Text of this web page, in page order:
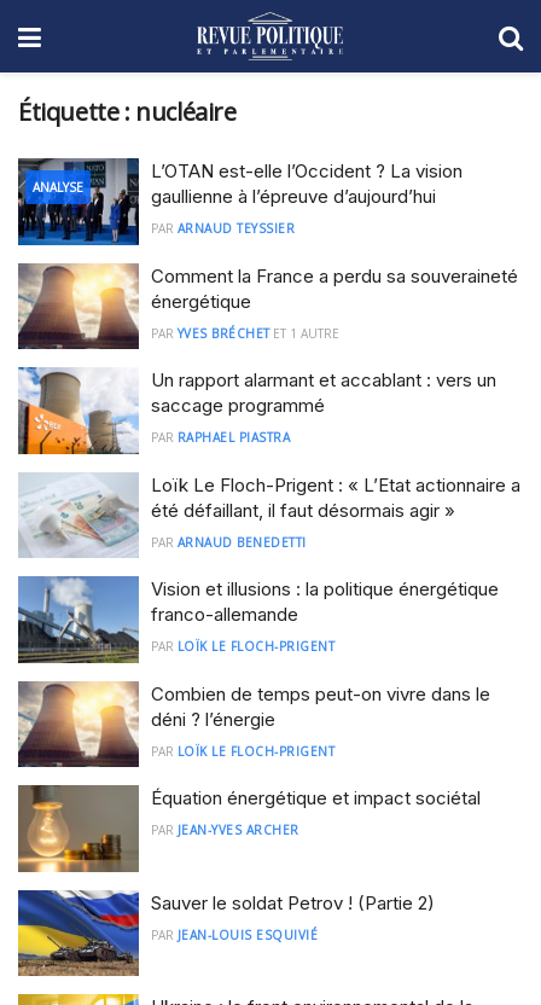
Étiquette : nucléaire
ANALYSE
L’OTAN est-elle l’Occident ? La vision
gaullienne à l’épreuve d’aujourd’hui
PAR ARNAUD TEYSSIER
Comment la France a perdu sa souveraineté
énergétique
PAR YVES BRÉCHET ET 1 AUTRE
Un rapport alarmant et accablant : vers un
saccage programmé
PAR RAPHAEL PIASTRA
Loïk Le Floch-Prigent : « L’Etat actionnaire a
été défaillant, il faut désormais agir »
PAR ARNAUD BENEDETTI
Vision et illusions : la politique énergétique
franco-allemande
PAR LOÏK LE FLOCH-PRIGENT
Combien de temps peut-on vivre dans le
déni ? l’énergie
PAR LOÏK LE FLOCH-PRIGENT
Équation énergétique et impact sociétal
PAR JEAN-YVES ARCHER
Sauver le soldat Petrov ! (Partie 2)
PAR JEAN-LOUIS ESQUIVIÉ